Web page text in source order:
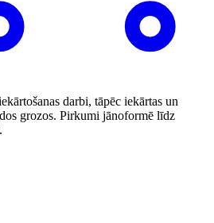
darbi, tāpēc iekārtas un
grozos. Pirkumi jānoformē līdz